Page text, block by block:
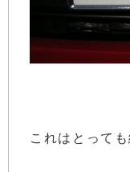
これはとって